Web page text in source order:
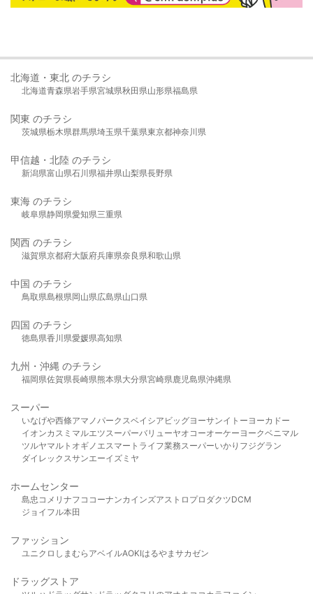
北海道・東北 のチラシ
北海道青森県岩手県宮城県秋田県山形県福島県
関東 のチラシ
茨城県栃木県群馬県埼玉県千葉県東京都神奈川県
甲信越・北陸 のチラシ
新潟県富山県石川県福井県山梨県長野県
東海 のチラシ
岐阜県静岡県愛知県三重県
関西 のチラシ
滋賀県京都府大阪府兵庫県奈良県和歌山県
中国 のチラシ
鳥取県島根県岡山県広島県山口県
四国 のチラシ
徳島県香川県愛媛県高知県
九州・沖縄 のチラシ
福岡県佐賀県長崎県熊本県大分県宮崎県鹿児島県沖縄県
スーパー
いなげや西條アマノパークスベイシア ビッグヨーサンイトーヨーカドー
イオンカスミ マルエツスーパーバリューヤオコーオーケー ヨークベニマル
ツルヤマルト オギノ エスマート ライフ業務スーパーいかり フジグラン
ダイレックスサンエーイズミヤ
ホームセンター
島忠 コメリ ナフコ コーナンカインズアストロプロダクツDCM
ジョイフル本田
ファッション
ユニクロ しまむら アベイルAOKIはるやま サカゼン
ドラッグストア